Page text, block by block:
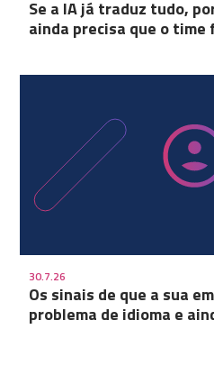
Se a IA já traduz tudo,
ainda precisa que o time
30.7.26
Os sinais de que a sua
problema de idioma e